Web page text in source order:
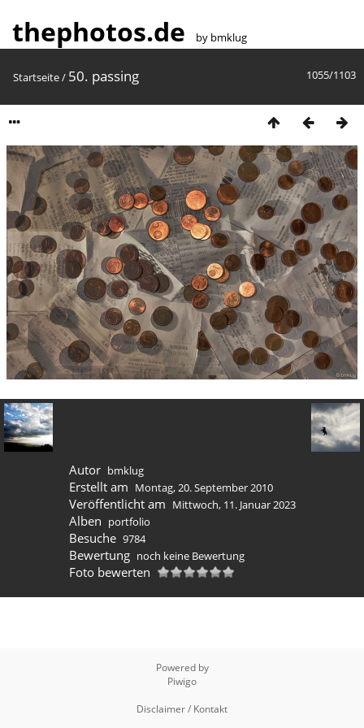
thephotos.de by bmklug
1055/1103
Startseite/ 50. passing
Autor bmklug
Erstellt am Montag, 20. September 2010
Veröffentlicht am Mittwoch, 11. Januar 2023
Alben portfolio
Besuche 9784
Bewertung noch keine Bewertung
Foto bewerten
Powered by
Piwigo
Disclaimer / Kontakt